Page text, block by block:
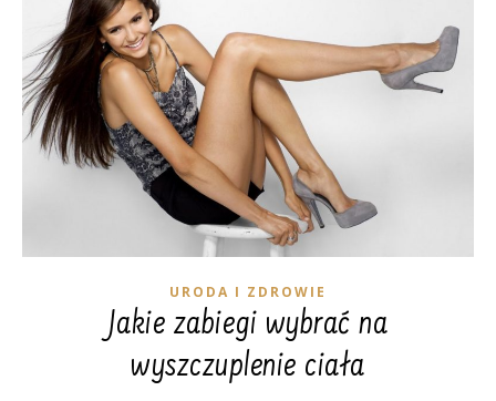
URODA I ZDROWIE
Jakie zabiegi wybrać na
wyszczuplenie ciała